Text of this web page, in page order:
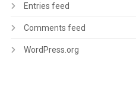
Entries feed
Comments feed
WordPress.org